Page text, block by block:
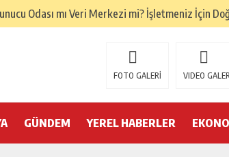
Odası mı Veri Merkezi mi? İşletmeniz İçin
Google Ads ve SEO Arasında Doğru Denge Nasıl
yılbaşı hazırlıkları tamamlandı
FOTO GALERİ VIDEO
GÜNDEM YEREL HABERLER